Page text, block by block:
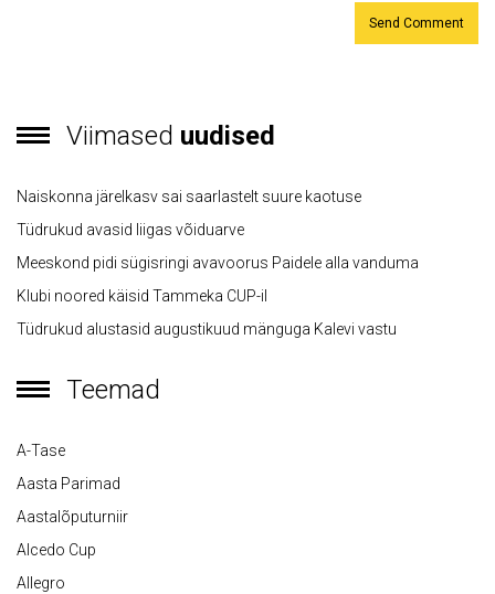
Viimased uudised
Naiskonna järelkasv sai saarlastelt suure kaotuse
Tüdrukud avasid liigas võiduarve
Meeskond pidi sügisringi avavoorus Paidele alla vanduma
Klubi noored käisid Tammeka CUP-il
Tüdrukud alustasid augustikuud mänguga Kalevi vastu
Teemad
A-Tase
Aasta Parimad
Aastalõputurniir
Alcedo Cup
Allegro